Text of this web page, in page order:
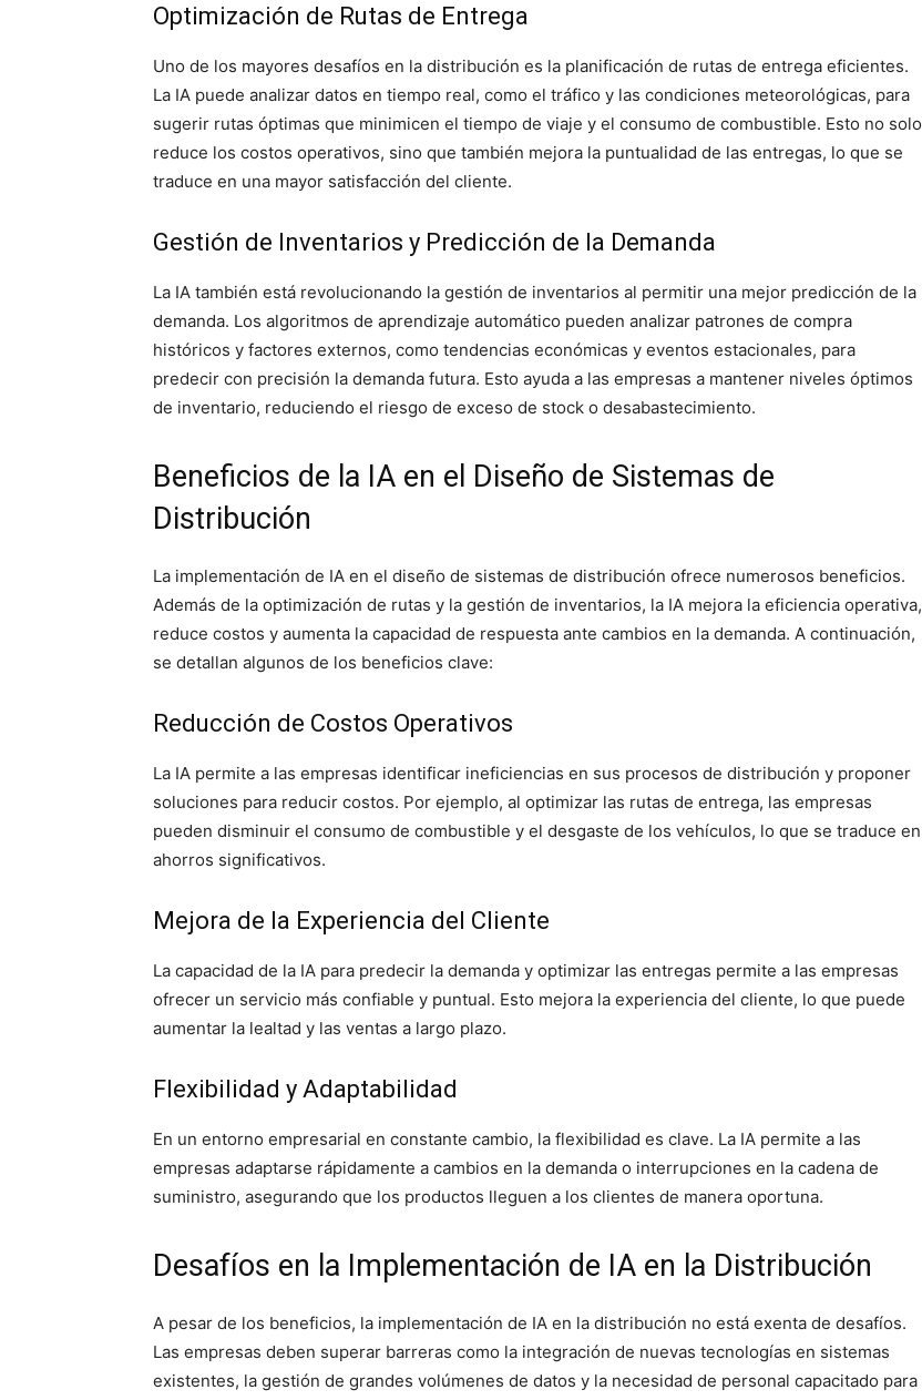
Optimización de Rutas de Entrega
Uno de los mayores desafíos en la distribución es la planificación de rutas de entrega eficientes.
La IA puede analizar datos en tiempo real, como el tráfico y las condiciones meteorológicas, para
sugerir rutas óptimas que minimicen el tiempo de viaje y el consumo de combustible. Esto no solo
reduce los costos operativos, sino que también mejora la puntualidad de las entregas, lo que se
traduce en una mayor satisfacción del cliente.
Gestión de Inventarios y Predicción de la Demanda
La IA también está revolucionando la gestión de inventarios al permitir una mejor predicción de la
demanda. Los algoritmos de aprendizaje automático pueden analizar patrones de compra
históricos y factores externos, como tendencias económicas y eventos estacionales, para
predecir con precisión la demanda futura. Esto ayuda a las empresas a mantener niveles óptimos
de inventario, reduciendo el riesgo de exceso de stock o desabastecimiento.
Beneficios de la IA en el Diseño de Sistemas de
Distribución
La implementación de IA en el diseño de sistemas de distribución ofrece numerosos beneficios.
Además de la optimización de rutas y la gestión de inventarios, la IA mejora la eficiencia operativa,
reduce costos y aumenta la capacidad de respuesta ante cambios en la demanda. A continuación,
se detallan algunos de los beneficios clave:
Reducción de Costos Operativos
La IA permite a las empresas identificar ineficiencias en sus procesos de distribución y proponer
soluciones para reducir costos. Por ejemplo, al optimizar las rutas de entrega, las empresas
pueden disminuir el consumo de combustible y el desgaste de los vehículos, lo que se traduce en
ahorros significativos.
Mejora de la Experiencia del Cliente
La capacidad de la IA para predecir la demanda y optimizar las entregas permite a las empresas
ofrecer un servicio más confiable y puntual. Esto mejora la experiencia del cliente, lo que puede
aumentar la lealtad y las ventas a largo plazo.
Flexibilidad y Adaptabilidad
En un entorno empresarial en constante cambio, la flexibilidad es clave. La IA permite a las
empresas adaptarse rápidamente a cambios en la demanda o interrupciones en la cadena de
suministro, asegurando que los productos lleguen a los clientes de manera oportuna.
Desafíos en la Implementación de IA en la Distribución
A pesar de los beneficios, la implementación de IA en la distribución no está exenta de desafíos.
Las empresas deben superar barreras como la integración de nuevas tecnologías en sistemas
existentes, la gestión de grandes volúmenes de datos y la necesidad de personal capacitado para